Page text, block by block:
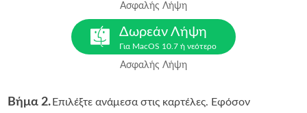
Ασφαλής Λήψη
Δωρεάν Λήψη
Για MacOS 10.7 ή νεότερο
Ασφαλής Λήψη
Βήμα 2. Επιλέξτε ανάμεσα στις καρτέλες. Εφόσον